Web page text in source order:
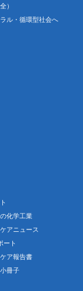
）
ル・循環型社会へ
化学工業
アニュース
ート
ア報告書
冊子